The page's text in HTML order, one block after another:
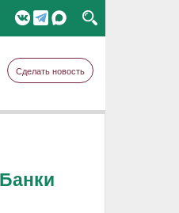
Сделать новость